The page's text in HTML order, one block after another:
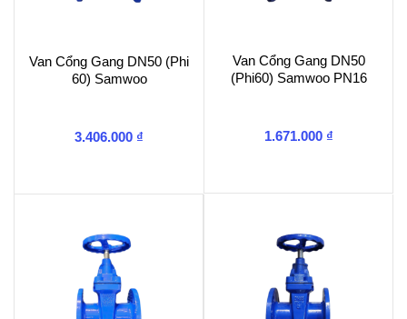
Van Cổng Gang DN50 (Phi
60) Samwoo
3.406.000 ₫
Van Cổng Gang DN50
(Phi60) Samwoo PN16
1.671.000 ₫